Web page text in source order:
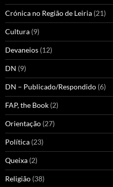
Crónica no Região de Leiria (21)
Cultura (9)
Devaneios (12)
DN (9)
DN – Publicado/Respondido (6)
FAP, the Book (2)
Orientação (27)
Política (23)
Queixa (2)
Religião (38)